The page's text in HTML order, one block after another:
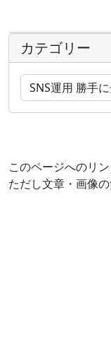
カテゴリー
このページへのリ
ただし文章・画像